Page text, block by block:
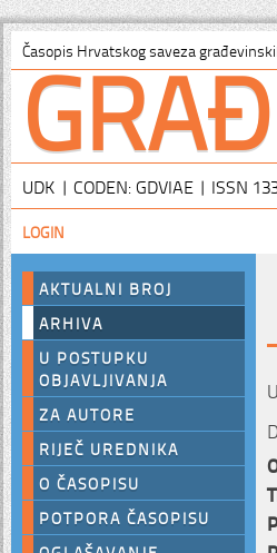
Časopis Hrvatskog saveza
UDK | CODEN: GDVIAE | ISSN
LOGIN
AKTUALNI BROJ
ARHIVA
U POSTUPKU
OBJAVLJIVANJA
ZA AUTORE
RIJEČ UREDNIKA
O ČASOPISU
POTPORA ČASOPISU